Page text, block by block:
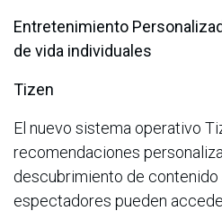
Entretenimiento
de vida individuales
Tizen
El nuevo sistema operativo
recomendaciones
descubrimiento de contenido
espectadores pueden